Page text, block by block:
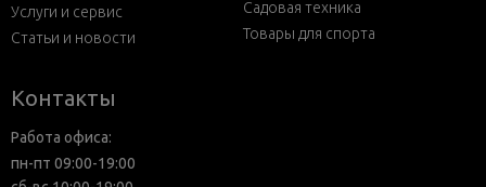
Услуги и сервис
Статьи и новости
Садовая техника
Товары для спорта
Контакты
Работа офиса:
пн-пт 09:00-19:00